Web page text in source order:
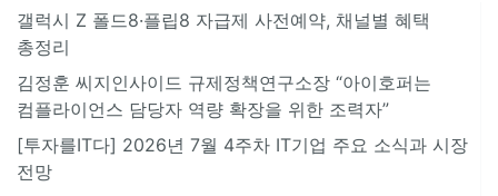
갤럭시 Z 폴드8·플립8 자급제 사전예약, 채널별 혜택
총정리
김정훈 씨지인사이드 규제정책연구소장 “아이호퍼는
컴플라이언스 담당자 역량 확장을 위한 조력자”
[투자를IT다] 2026년 7월 4주차 IT기업 주요 소식과 시장
전망